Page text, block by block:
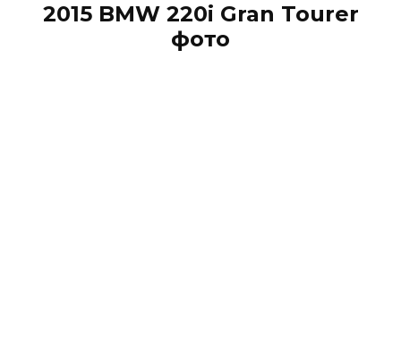
2015 BMW 220i Gran Tourer
фото